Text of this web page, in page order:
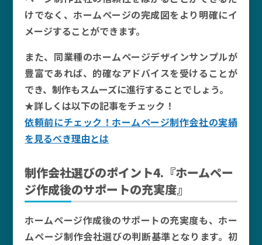
けでなく、ホームページの完成図をより明確にイ
メージすることができます。
また、同業種のホームページデザインサンプルが
豊富であれば、的確なアドバイスを受けることが
でき、制作もスムーズに進行することでしょう。
★詳しくは以下の記事をチェック！
依頼前にチェック！ホームページ制作会社の実績
を見るべき理由とは
制作会社選びのポイント4.『ホームペー
ジ作成後のサポートの充実度』
ホームページ作成後のサポートの充実度も、ホー
ムページ制作会社選びの判断基準となります。初